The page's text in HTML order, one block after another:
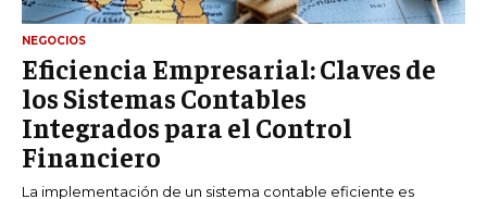
NEGOCIOS
Eficiencia Empresarial: Claves de
los Sistemas Contables
Integrados para el Control
Financiero
La implementación de un sistema contable eficiente es